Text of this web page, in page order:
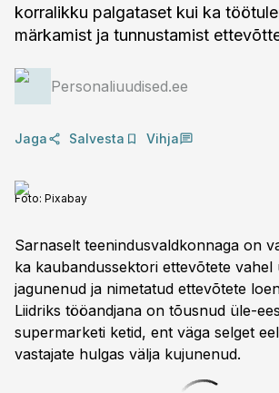
korralikku palgataset kui ka
märkamist ja tunnustamist
Personaliuudised.ee
Jaga Salvesta Vihja
Foto: Pixabay
Sarnaselt teenindusvaldkonnaga on
ka kaubandussektori ettevõtete vahel
jagunenud ja nimetatud ettevõtete
Liidriks tööandjana on tõusnud üle-
supermarketi ketid, ent väga selget
vastajate hulgas välja kujunenud.